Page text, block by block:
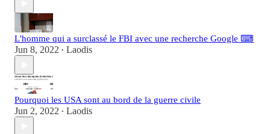
L'homme qui a surclassé le FBI avec une recherche Google ⌨
Jun 8, 2022 • Laodis
Pourquoi les USA sont au bord de la guerre civile
Jun 2, 2022 • Laodis